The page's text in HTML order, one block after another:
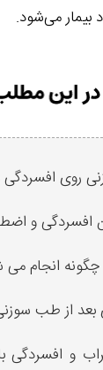
بیمار می‌شود.
روی
افسردگی و
انجام می
بعد از طب
و افسردگی